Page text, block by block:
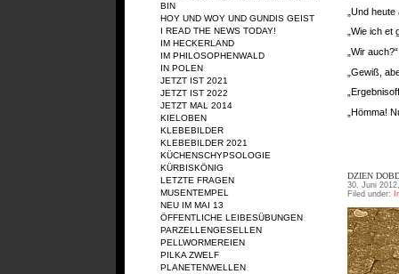
BIN
HOY UND WOY UND GUNDIS GEIST
I READ THE NEWS TODAY!
IM HECKERLAND
IM PHILOSOPHENWALD
IN POLEN
JETZT IST 2021
JETZT IST 2022
JETZT MAL 2014
KIELOBEN
KLEBEBILDER
KLEBEBILDER 2021
KÜCHENSCHYPSOLOGIE
KÜRBISKÖNIG
LETZTE FRAGEN
MUSENTEMPEL
NEU IM MAI 13
ÖFFENTLICHE LEIBESÜBUNGEN
PARZELLENGESELLEN
PELLWORMEREIEN
PILKA ZWELF
PLANETENWELLEN
„Und
„Wie ich
„Wir auch?“
„Gewiß,
„Hömma!
DZIEN
30. Juni
Filed under: